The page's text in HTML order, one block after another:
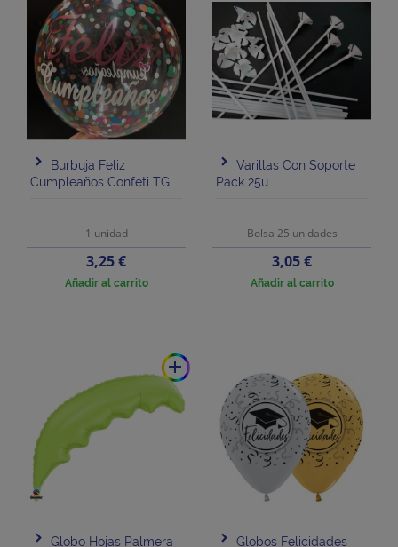
Burbuja Feliz
Cumpleaños Confeti TG
1 unidad
Precio
3,25 €
Añadir al carrito
Varillas Con Soporte
Pack 25u
Bolsa 25 unidades
Precio
3,05 €
Añadir al carrito
add
Globo Hojas Palmera Globos Felicidades